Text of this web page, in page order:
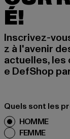
É!
Inscrivez-
z à l'avenir
actuelles, les
e DefShop
Quels sont les
HOMME
FEMME